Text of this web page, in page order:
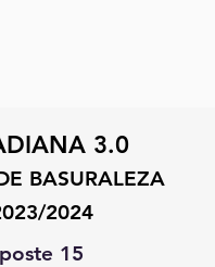
3.0
BASURALEZA
2024
poste 15